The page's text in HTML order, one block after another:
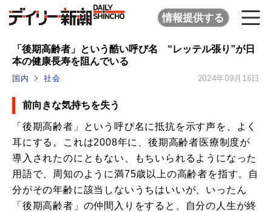
情報提供する
「後期高齢者」という酷い呼び名 “レッテル張り”が日
本の健康長寿を阻んでいる
国内 社会 2024年09月16日
前向きな気持ちを失う
「後期高齢者」という呼び名に抵抗を示す声を、よく
耳にする。これは2008年に、後期高齢者医療制度が
導入されたのにともない、もちいられるようになった
用語で、周知のように満75歳以上の高齢者を指す。自
分がその年齢に該当しないうちはいいが、いったん
「後期高齢者」の仲間入りをすると、自分の人生が終